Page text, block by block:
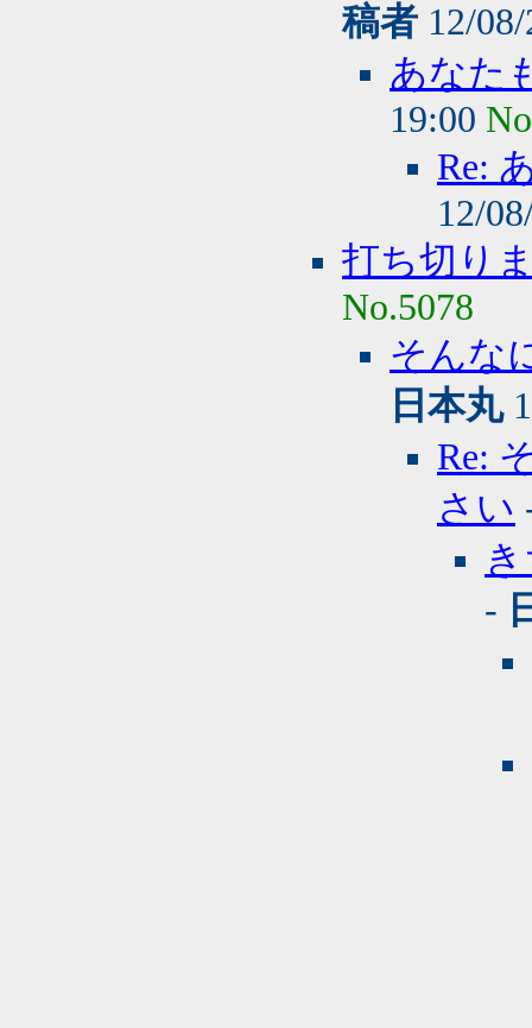
稿者 12/
あなた
19:00
Re:
12/
打ち切り
No.5078
そんな
日本丸
Re:
さい
-